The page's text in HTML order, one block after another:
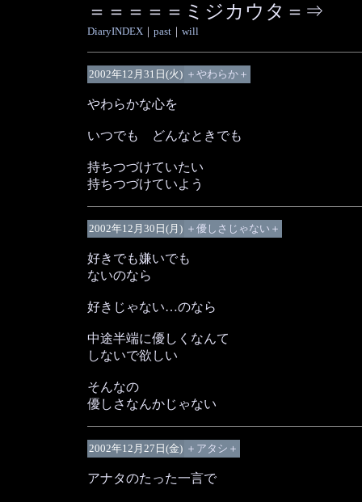
＝＝＝＝＝ミジカウタ＝⇒
DiaryINDEX｜ past｜ will
2002年12月31日(火) ＋やわらか＋
やわらかな心を
いつでも どんなときでも
持ちつづけていたい
持ちつづけていよう
2002年12月30日(月) ＋優しさじゃない＋
好きでも嫌いでも
ないのなら
好きじゃない…のなら
中途半端に優しくなんて
しないで欲しい
そんなの
優しさなんかじゃない
2002年12月27日(金) ＋アタシ＋
アナタのたった一言で